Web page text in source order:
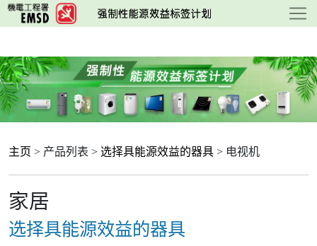
跳
至
要
内
容
主页 > 产品列表 > 选择具能源效益的器具 > 电视机
家居
选择具能源效益的器具